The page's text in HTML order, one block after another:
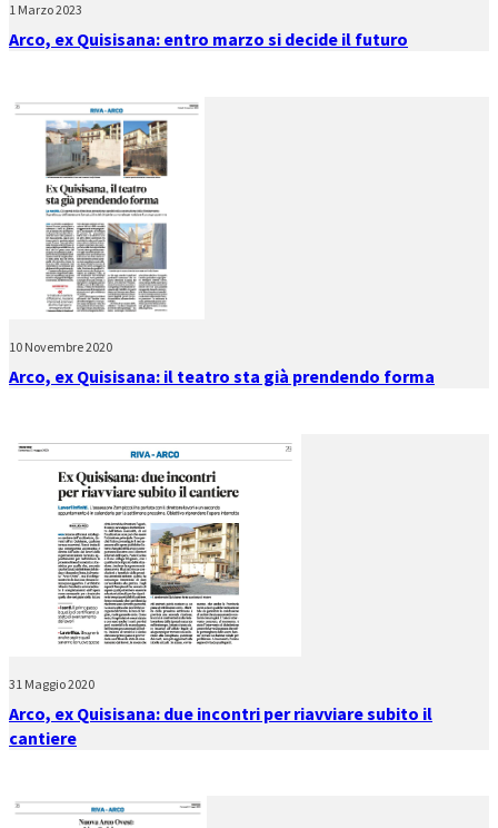
1 Marzo 2023
Arco, ex Quisisana: entro marzo si decide il futuro
10 Novembre 2020
Arco, ex Quisisana: il teatro sta già prendendo forma
31 Maggio 2020
Arco, ex Quisisana: due incontri per riavviare subito il
cantiere